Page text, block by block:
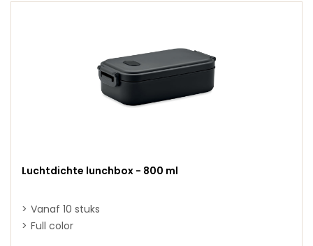
Luchtdichte lunchbox - 800 ml
Vanaf 10 stuks
Full color